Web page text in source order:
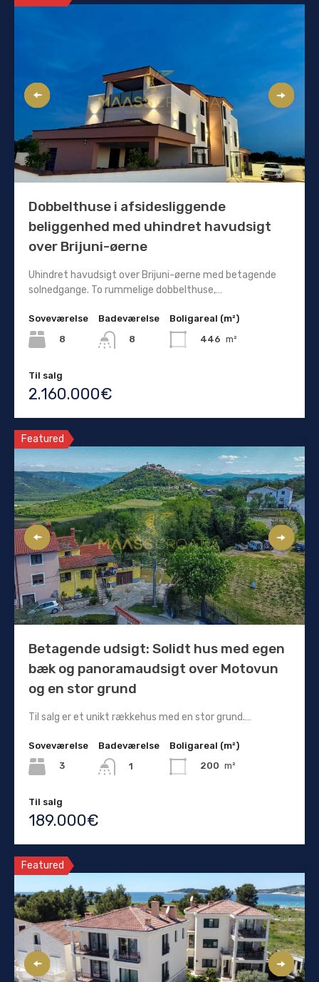
Dobbelthuse i afsidesliggende
beliggenhed med uhindret havudsigt
over Brijuni-øerne
Uhindret havudsigt over Brijuni-øerne med betagende
solnedgange. To rummelige dobbelthuse,…
Soveværelse
8
Badeværelse
8
Boligareal (m²)
446 m²
Til salg
2.160.000€
Featured
Betagende udsigt: Solidt hus med egen
bæk og panoramaudsigt over Motovun
og en stor grund
Til salg er et unikt rækkehus med en stor grund.…
Soveværelse
3
Badeværelse
1
Boligareal (m²)
200 m²
Til salg
189.000€
Featured